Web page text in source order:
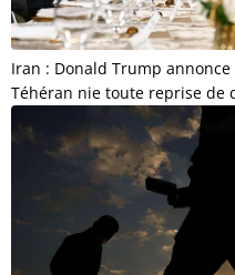
Iran : Donald Trump
Téhéran nie toute reprise de